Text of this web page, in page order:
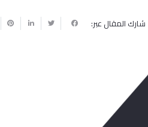
شارك المقال عبر: